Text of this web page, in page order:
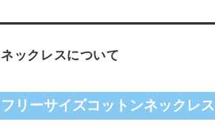
ネックレスについて
フリーサイズコットンネックレス